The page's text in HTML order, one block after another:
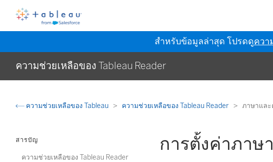
สำหรับข้อมูลล่าสุด โปรดดูควา
ความช่วยเหลือของ Tableau Reader
ความช่วยเหลือของ Tableau ความช่วยเหลือของ Tableau Reader ภาษาแล
สารบัญ
ความช่วยเหลือของ Tableau Reader
การตั้งค่าภาษ